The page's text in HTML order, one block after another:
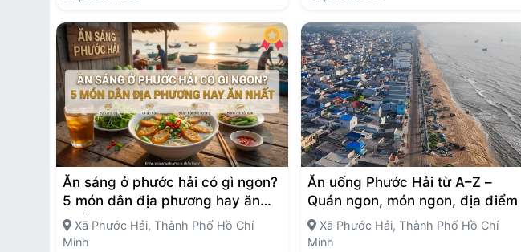
Ăn sáng ở phước hải có gì ngon?
5 món dân địa phương hay ăn
nhấtXã Phước Hải, Thành Phố Hồ Chí
Minh
Ăn uống Phước Hải từ A–Z –
Quán ngon, món ngon, địa điểm
Xã Phước Hải, Thành Phố Hồ Chí
Minh